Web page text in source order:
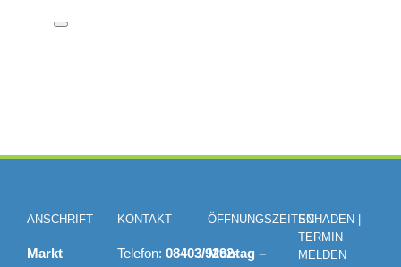
ANSCHRIFT
Markt
KONTAKT
Telefon: 08403/9292-
ÖFFNUNGSZEITEN
Montag –
SCHADEN |
TERMIN
MELDEN